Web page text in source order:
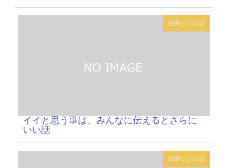
治療などの話
イイと思う事は、みんなに伝えるとさらに
いい話
治療などの話